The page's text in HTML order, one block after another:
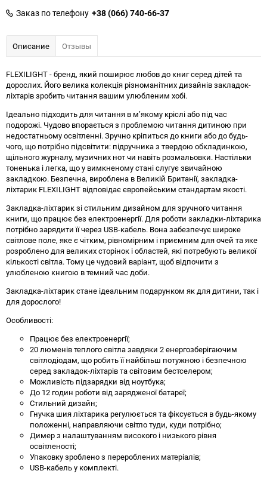
Заказ по телефону +38 (066) 740-66-37
Описание Отзывы
FLEXILIGHT - бренд, який поширює любов до книг серед дітей та
дорослих. Його велика колекція різноманітних дизайнів закладок-
ліхтарів зробить читання вашим улюбленим хобі.
Ідеально підходить для читання в м’якому кріслі або під час
подорожі. Чудово впорається з проблемою читання дитиною при
недостатньому освітленні. Зручно кріпиться до книги або до будь-
чого, що потрібно підсвітити: підручника з твердою обкладинкою,
щільного журналу, музичних нот чи навіть розмальовки. Настільки
тоненька і легка, що у вимкненому стані слугує звичайною
закладкою. Безпечна, вироблена в Великій Британії, закладка-
ліхтарик FLEXILIGHT відповідає європейським стандартам якості.
Закладка-ліхтарик зі стильним дизайном для зручного читання
книги, що працює без електроенергії. Для роботи закладки-ліхтарика
потрібно зарядити її через USB-кабель. Вона забезпечує широке
світлове поле, яке є чітким, рівномірним і приємним для очей та яке
розроблено для великих сторінок і областей, які потребують великої
кількості світла. Тому це чудовий варіант, щоб відпочити з
улюбленою книгою в темний час доби.
Закладка-ліхтарик стане ідеальним подарунком як для дитини, так і
для дорослого!
Особливості:
Працює без електроенергії;
20 люменів теплого світла завдяки 2 енергозберігаючим
світлодіодам, що робить її найбільш потужною і безпечною
серед закладок-ліхтарів та світовим бестселером;
Можливість підзарядки від ноутбука;
До 12 годин роботи від зарядженої батареї;
Стильний дизайн;
Гнучка шия ліхтарика регулюється та фіксується в будь-якому
положенні, направляючи світло туди, куди потрібно;
Димер з налаштуванням високого і низького рівня
освітленості;
Упаковку зроблено з перероблених матеріалів;
USB-кабель у комплекті.